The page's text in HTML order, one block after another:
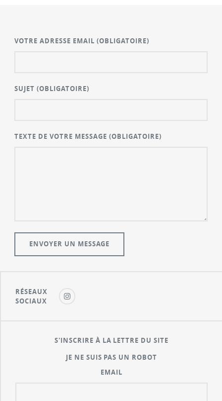
VOTRE ADRESSE EMAIL(OBLIGATOIRE)
SUJET(OBLIGATOIRE)
TEXTE DE VOTRE MESSAGE(OBLIGATOIRE)
RÉSEAUX
SOCIAUX
S'INSCRIRE À LA LETTRE DU SITE
JE NE SUIS PAS UN ROBOT
EMAIL